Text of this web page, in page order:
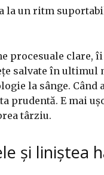
un ritm
procesuale
salvate în
la sânge.
prudentă. E mai
târziu.
și liniștea